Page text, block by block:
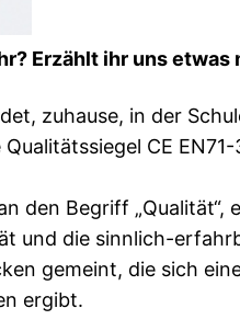
Erzählt ihr uns etwas
zuhause, in der
CE
Begriff
und die sinnlich-
gemeint, die sich
ergibt.